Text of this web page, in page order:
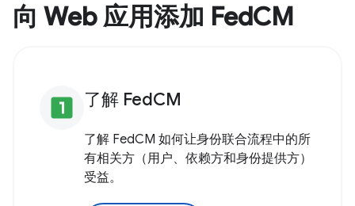
向 Web 应用添加 FedCM
looks_one 了解 FedCM
了解 FedCM 如何让身份联合流程中的所
有相关方（用户、依赖方和身份提供方）
受益。